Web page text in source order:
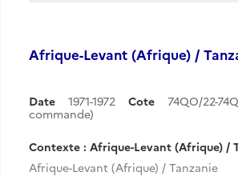
Afrique-Levant (Afrique) /
Date 1971-1972 Cote
74QO/22-
commande)
Contexte : Afrique-Levant (Afrique) /
Afrique-Levant (Afrique) / Tanzanie